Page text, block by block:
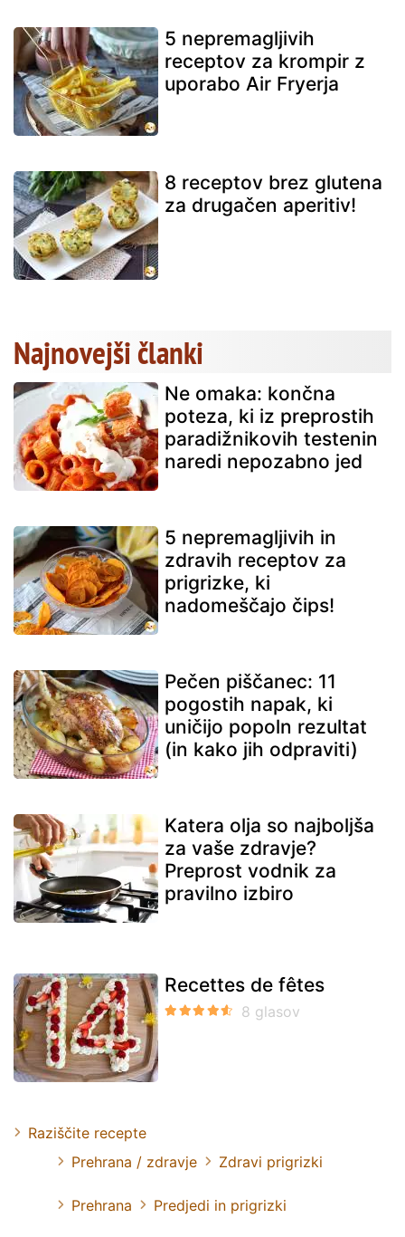
5 nepremagljivih
receptov za krompir z
uporabo Air Fryerja
8 receptov brez glutena
za drugačen aperitiv!
Najnovejši članki
Ne omaka: končna
poteza, ki iz preprostih
paradižnikovih testenin
naredi nepozabno jed
5 nepremagljivih in
zdravih receptov za
prigrizke, ki
nadomeščajo čips!
Pečen piščanec: 11
pogostih napak, ki
uničijo popoln rezultat
(in kako jih odpraviti)
Katera olja so najboljša
za vaše zdravje?
Preprost vodnik za
pravilno izbiro
Recettes de fêtes
Raziščite recepte
Prehrana / zdravje
Zdravi prigrizki
Prehrana Predjedi in prigrizki